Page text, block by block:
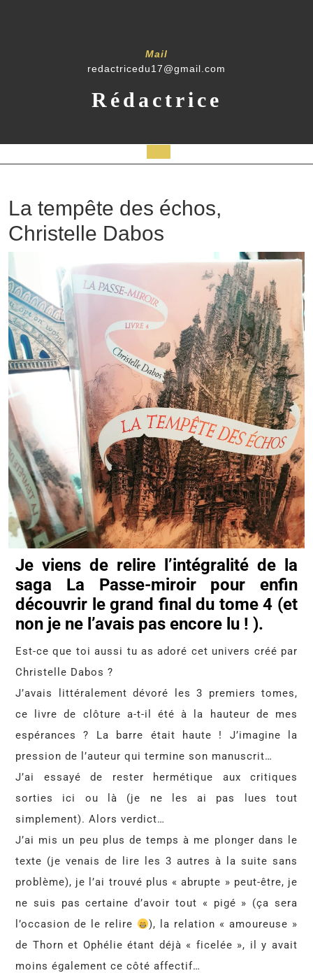
Mail
redactricedu17@gmail.com
Rédactrice
La tempête des échos,
Christelle Dabos
Je viens de relire l’intégralité de la
saga La Passe-miroir pour enfin
découvrir le grand final du tome 4 (et
non je ne l’avais pas encore lu ! ).
Est-ce que toi aussi tu as adoré cet univers créé par
Christelle Dabos ?
J’avais littéralement dévoré les 3 premiers tomes,
ce livre de clôture a-t-il été à la hauteur de mes
espérances ? La barre était haute ! J’imagine la
pression de l’auteur qui termine son manuscrit…
J’ai essayé de rester hermétique aux critiques
sorties ici ou là (je ne les ai pas lues tout
simplement). Alors verdict…
J’ai mis un peu plus de temps à me plonger dans le
texte (je venais de lire les 3 autres à la suite sans
problème), je l’ai trouvé plus « abrupte » peut-être, je
ne suis pas certaine d’avoir tout « pigé » (ça sera
l’occasion de le relire
), la relation « amoureuse »
de Thorn et Ophélie étant déjà « ficelée », il y avait
moins également ce côté affectif…